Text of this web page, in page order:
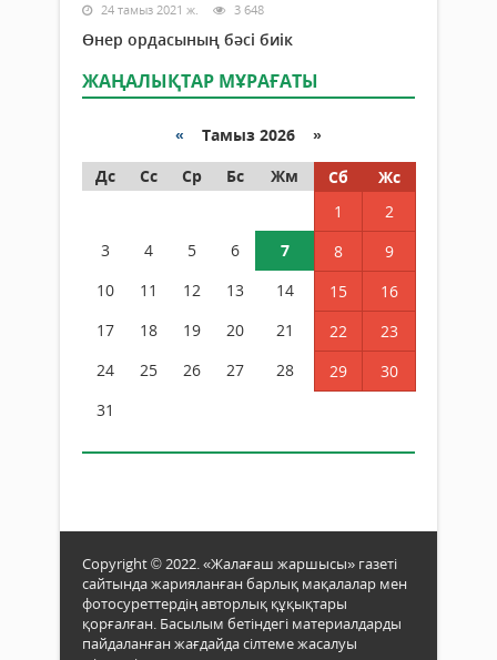
24 тамыз 2021 ж. 3 648
Өнер ордасының бәсі биік
ЖАҢАЛЫҚТАР МҰРАҒАТЫ
« Тамыз 2026 »
Дс
Сс Ср Бс Жм Сб
Жс
1
2
3
4 5 6 7 8
9
10
11 12 13 14 15
16
17
18 19 20 21 22
23
24
25 26 27 28 29
30
31
Copyright © 2022. «Жалағаш жаршысы» газеті
сайтында жарияланған барлық мақалалар мен
фотосуреттердің авторлық құқықтары
қорғалған. Басылым бетіндегі материалдарды
пайдаланған жағдайда сілтеме жасалуы